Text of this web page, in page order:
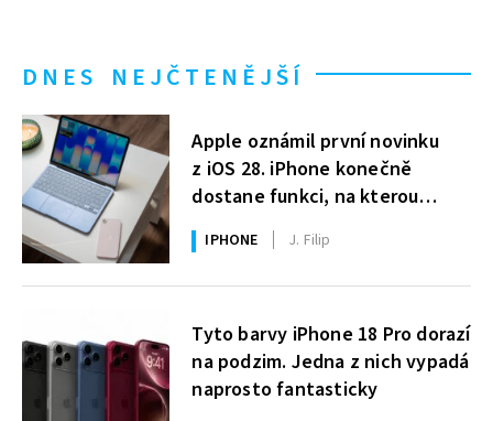
DNES NEJČTENĚJŠÍ
Apple oznámil první novinku
z iOS 28. iPhone konečně
dostane funkci, na kterou
uživatelé Windows čekají roky
IPHONE J. Filip
Tyto barvy iPhone 18 Pro dorazí
na podzim. Jedna z nich vypadá
naprosto fantasticky